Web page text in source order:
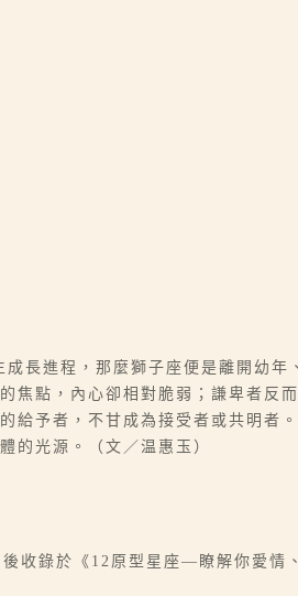
長進程，那麼獅子座便是離開幼
焦點，內心卻相對脆弱；謙卑者反
給予者，不甘成為接受者或共明者
的光源。（文／温惠玉）
收錄於《12原型星座—瞭解你愛情